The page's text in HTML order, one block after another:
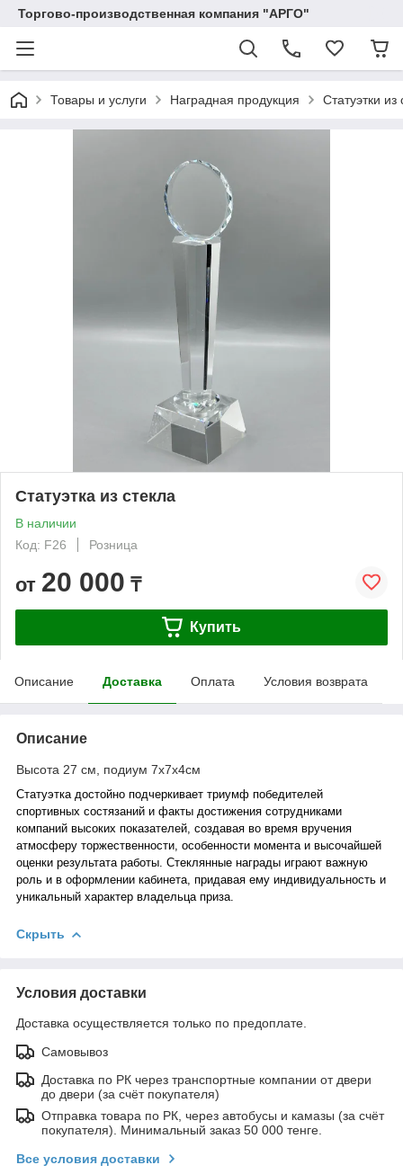
Торгово-производственная компания "АРГО"
Товары и услуги Наградная продукция Статуэтки
Статуэтка из стекла
В наличии
Код: F26
Розница
от 20 000 ₸
Купить
Описание Доставка Оплата Условия возврата
Описание
Высота 27 см, подиум 7х7х4см
Статуэтка достойно подчеркивает триумф победителей
спортивных состязаний и факты достижения сотрудниками
компаний высоких показателей, создавая во время вручения
атмосферу торжественности, особенности момента и высочайшей
оценки результата работы. Стеклянные награды играют важную
роль и в оформлении кабинета, придавая ему индивидуальность и
уникальный характер владельца приза.
Скрыть
Условия доставки
Доставка осуществляется только по предоплате.
Самовывоз
Доставка по РК через транспортные компании от двери
до двери (за счёт покупателя)
Отправка товара по РК, через автобусы и камазы (за счёт
покупателя). Минимальный заказ 50 000 тенге.
Все условия доставки